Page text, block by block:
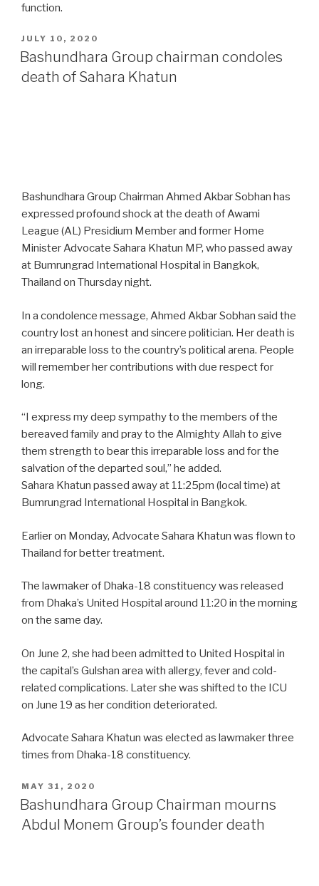
function.
POSTED
ON
JULY 10, 2020
Bashundhara Group chairman condoles
death of Sahara Khatun
Bashundhara Group Chairman Ahmed Akbar Sobhan has
expressed profound shock at the death of Awami
League (AL) Presidium Member and former Home
Minister Advocate Sahara Khatun MP, who passed away
at Bumrungrad International Hospital in Bangkok,
Thailand on Thursday night.
In a condolence message, Ahmed Akbar Sobhan said the
country lost an honest and sincere politician. Her death is
an irreparable loss to the country’s political arena. People
will remember her contributions with due respect for
long.
“I express my deep sympathy to the members of the
bereaved family and pray to the Almighty Allah to give
them strength to bear this irreparable loss and for the
salvation of the departed soul,” he added.
Sahara Khatun passed away at 11:25pm (local time) at
Bumrungrad International Hospital in Bangkok.
Earlier on Monday, Advocate Sahara Khatun was flown to
Thailand for better treatment.
The lawmaker of Dhaka-18 constituency was released
from Dhaka’s United Hospital around 11:20 in the morning
on the same day.
On June 2, she had been admitted to United Hospital in
the capital’s Gulshan area with allergy, fever and cold-
related complications. Later she was shifted to the ICU
on June 19 as her condition deteriorated.
Advocate Sahara Khatun was elected as lawmaker three
times from Dhaka-18 constituency.
POSTED
ON
MAY 31, 2020
Bashundhara Group Chairman mourns
Abdul Monem Group’s founder death